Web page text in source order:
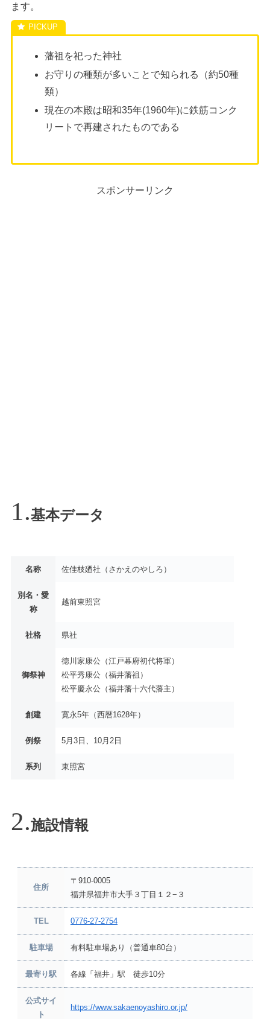
ます。
藩祖を祀った神社
お守りの種類が多いことで知られる（約50種
類）
現在の本殿は昭和35年(1960年)に鉄筋コンク
リートで再建されたものである
スポンサーリンク
基本データ
名称 佐佳枝廼社（さかえのやしろ）
別名・愛
称
越前東照宮
社格 県社
御祭神
徳川家康公（江戸幕府初代将軍）
松平秀康公（福井藩祖）
松平慶永公（福井藩十六代藩主）
創建 寛永5年（西暦1628年）
例祭 5月3日、10月2日
系列 東照宮
施設情報
住所
〒910-0005
福井県福井市大手３丁目１２−３
TEL 0776-27-2754
駐車場 有料駐車場あり（普通車80台）
最寄り駅 各線「福井」駅 徒歩10分
公式サイ
ト
https://www.sakaenoyashiro.or.jp/